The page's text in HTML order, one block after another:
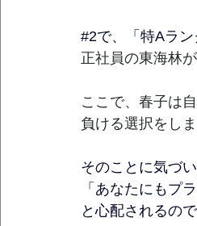
#2で、「特Aラ
正社員の東海林
ここで、春子は
負ける選択をしま
そのことに気づ
「あなたにも
と心配されるので